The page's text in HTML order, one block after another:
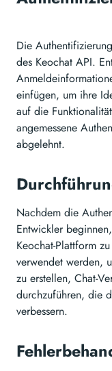
Die
des Keochat API.
einfügen, um ihre
auf die
angemessene
abgelehnt.
Nachdem die
Entwickler
Keochat-Plattform
verwendet werden,
zu erstellen, Chat-
durchzuführen, die
verbessern.